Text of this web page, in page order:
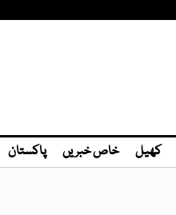
کھیل خاص خبریں پاکستان